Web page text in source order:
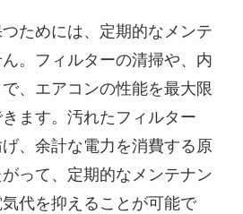
ためには、定期的なメンテ
。フィルターの清掃や、内
、エアコンの性能を最大限
ます。汚れたフィルター
、余計な電力を消費する原
って、定期的なメンテナン
代を抑えることが可能で